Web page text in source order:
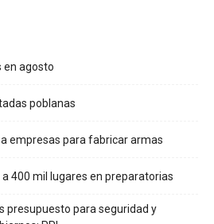
en agosto
poblanas
empresas para fabricar armas
400 mil lugares en preparatorias
presupuesto para seguridad y